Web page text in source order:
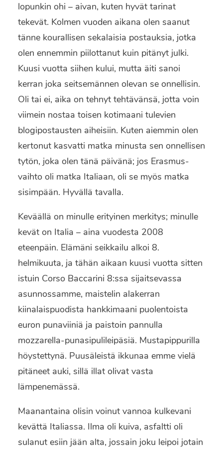
lopunkin ohi – aivan, kuten hyvät tarinat
tekevät. Kolmen vuoden aikana olen saanut
tänne kourallisen sekalaisia postauksia, jotka
olen ennemmin piilottanut kuin pitänyt julki.
Kuusi vuotta siihen kului, mutta äiti sanoi
kerran joka seitsemännen olevan se onnellisin.
Oli tai ei, aika on tehnyt tehtävänsä, jotta voin
viimein nostaa toisen kotimaani tulevien
blogipostausten aiheisiin. Kuten aiemmin olen
kertonut kasvatti matka minusta sen onnellisen
tytön, joka olen tänä päivänä; jos Erasmus-
vaihto oli matka Italiaan, oli se myös matka
sisimpään. Hyvällä tavalla.
Keväällä on minulle erityinen merkitys; minulle
kevät on Italia – aina vuodesta 2008
eteenpäin. Elämäni seikkailu alkoi 8.
helmikuuta, ja tähän aikaan kuusi vuotta sitten
istuin Corso Baccarini 8:ssa sijaitsevassa
asunnossamme, maistelin alakerran
kiinalaispuodista hankkimaani puolentoista
euron punaviiniä ja paistoin pannulla
mozzarella-punasipulileipäsiä. Mustapippurilla
höystettynä. Puusäleistä ikkunaa emme vielä
pitäneet auki, sillä illat olivat vasta
lämpenemässä.
Maanantaina olisin voinut vannoa kulkevani
kevättä Italiassa. Ilma oli kuiva, asfaltti oli
sulanut esiin jään alta, jossain joku leipoi jotain